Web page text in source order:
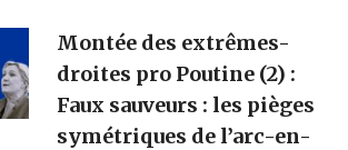
Montée des extrêmes-
droites pro Poutine (2) :
Faux sauveurs : les pièges
symétriques de l’arc-en-